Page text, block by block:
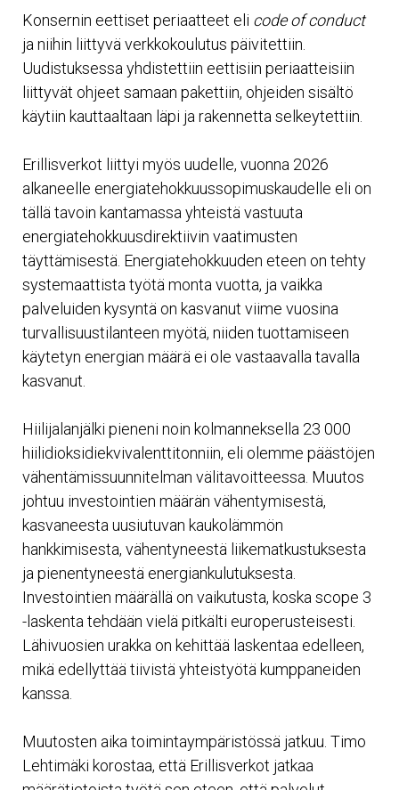
Konsernin eettiset periaatteet eli code of conduct
ja niihin liittyvä verkkokoulutus päivitettiin.
Uudistuksessa yhdistettiin eettisiin periaatteisiin
liittyvät ohjeet samaan pakettiin, ohjeiden sisältö
käytiin kauttaaltaan läpi ja rakennetta selkeytettiin.
Erillisverkot liittyi myös uudelle, vuonna 2026
alkaneelle energiatehokkuussopimuskaudelle eli on
tällä tavoin kantamassa yhteistä vastuuta
energiatehokkuusdirektiivin vaatimusten
täyttämisestä. Energiatehokkuuden eteen on tehty
systemaattista työtä monta vuotta, ja vaikka
palveluiden kysyntä on kasvanut viime vuosina
turvallisuustilanteen myötä, niiden tuottamiseen
käytetyn energian määrä ei ole vastaavalla tavalla
kasvanut.
Hiilijalanjälki pieneni noin kolmanneksella 23 000
hiilidioksidiekvivalenttitonniin, eli olemme päästöjen
vähentämissuunnitelman välitavoitteessa. Muutos
johtuu investointien määrän vähentymisestä,
kasvaneesta uusiutuvan kaukolämmön
hankkimisesta, vähentyneestä liikematkustuksesta
ja pienentyneestä energiankulutuksesta.
Investointien määrällä on vaikutusta, koska scope 3
-laskenta tehdään vielä pitkälti europerusteisesti.
Lähivuosien urakka on kehittää laskentaa edelleen,
mikä edellyttää tiivistä yhteistyötä kumppaneiden
kanssa.
Muutosten aika toimintaympäristössä jatkuu. Timo
Lehtimäki korostaa, että Erillisverkot jatkaa